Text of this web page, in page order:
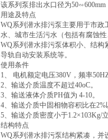
该系列泵排出水口径为50∽600mm
用途及特点
WQ系列潜水排污泵主要用于市
水、城市生活污水（包括有腐蚀
WQ系列潜水排污泵体积小、结
导轨自动安装系统等。
使用条件
1、 电机额定电压380V，频率
2、输送介质温度不超过40oC。
3、输送液体介质PH值为 4-10。
4、输送介质中固相物容积比在2%
5、输送介质密度小于1.2×103Kg/
结构特点
WQ系列潜水排污泵结构紧凑，